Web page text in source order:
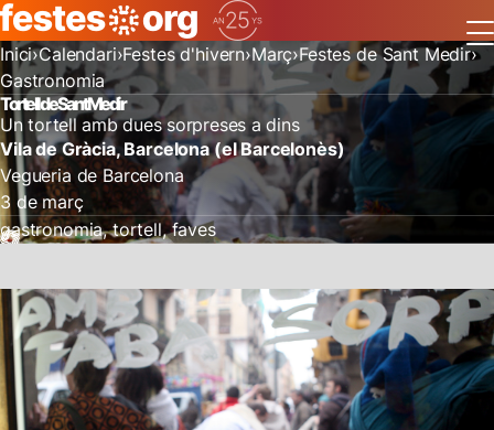
Inici Calendari Festes d'hivern Març Festes de Sant Medir
Gastronomia
Tortell de Sant Medir
Un tortell amb dues sorpreses a dins
Vila de Gràcia, Barcelona (el Barcelonès)
Vegueria de Barcelona
3 de març
gastronomia tortell faves